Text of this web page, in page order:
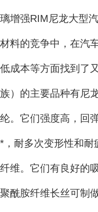
璃增强RIM尼龙大型
材料的竞争中，在汽
低成本等方面找到了
族）的主要品种有尼
纶。它们强度高，回
*，耐多次变形性和耐
纤维。它们有良好的
聚酰胺纤维长丝可制